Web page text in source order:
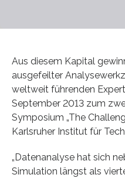
Aus diesem Kapital
ausgefeilter
weltweit führenden
September 2013 zum
Symposium „The
Karlsruher Institut für
„Datenanalyse hat sich
Simulation längst als